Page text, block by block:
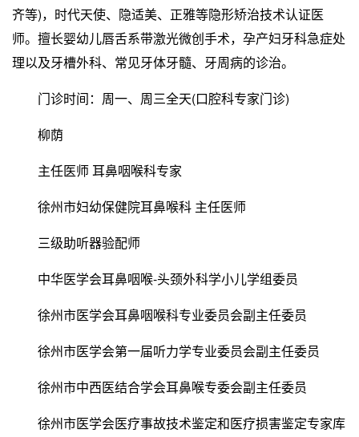
齐等)，时代天使、隐适美、正雅等隐形矫治技术认证医
师。擅长婴幼儿唇舌系带激光微创手术，孕产妇牙科急症处
理以及牙槽外科、常见牙体牙髓、牙周病的诊治。
门诊时间：周一、周三全天(口腔科专家门诊)
柳荫
主任医师 耳鼻咽喉科专家
徐州市妇幼保健院耳鼻喉科 主任医师
三级助听器验配师
中华医学会耳鼻咽喉-头颈外科学小儿学组委员
徐州市医学会耳鼻咽喉科专业委员会副主任委员
徐州市医学会第一届听力学专业委员会副主任委员
徐州市中西医结合学会耳鼻喉专委会副主任委员
徐州市医学会医疗事故技术鉴定和医疗损害鉴定专家库